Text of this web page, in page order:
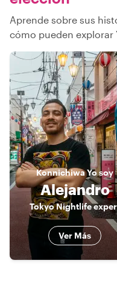
Aprende sobre sus
cómo pueden explorar
KonnichiwaYo soy
Alejandro
Tokyo Nightlife
Ver Más